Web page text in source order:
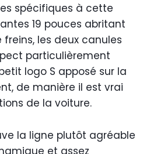
spécifiques à cette
19 pouces abritant
les deux canules
particulièrement
logo S apposé sur la
de manière il est vrai
de la voiture.
la ligne plutôt agréable
et assez